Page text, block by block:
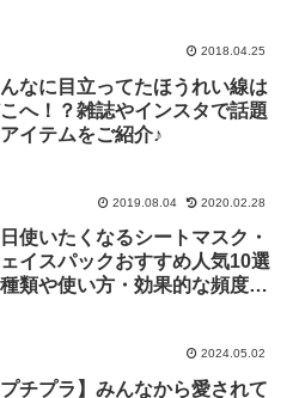
2018.04.25
なに目立ってたほうれい線は
へ！？雑誌やインスタで話題
イテムをご紹介♪
2019.08.04 2020.02.28
使いたくなるシートマスク・
イスパックおすすめ人気10選
種類や使い方・効果的な頻度も
2024.05.02
プチプラ】みんなから愛されて